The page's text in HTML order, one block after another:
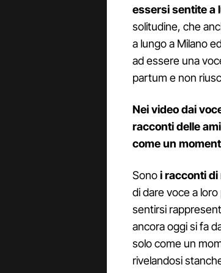
essersi sentite a
solitudine, che
a lungo a Milano
ad essere una
partum e non
Nei video dai
racconti delle
come un
Sonoi racconti di
di dare voce a
sentirsi
ancora oggi si fa
solo come un
rivelandosi